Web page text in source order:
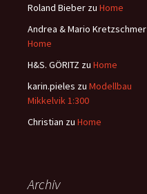
Roland Bieber zu Home
Andrea & Mario Kretzschmer
Home
H&S. GÖRITZ zu Home
karin.pieles zu Modellbau
Mikkelvik 1:300
Christian zu Home
Archiv